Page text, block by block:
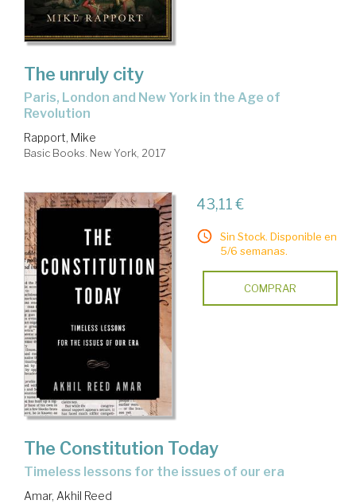
The unruly city
Paris, London and New York in the Age of
Revolution
Rapport, Mike
Basic Books. New York, 2017
43,11 €
Sin Stock. Disponible en
5/6 semanas.
COMPRAR
The Constitution Today
timeless lessons for the issues of our era
Amar, Akhil Reed